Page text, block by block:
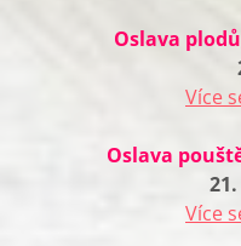
Oslava
Více
Oslava
Více